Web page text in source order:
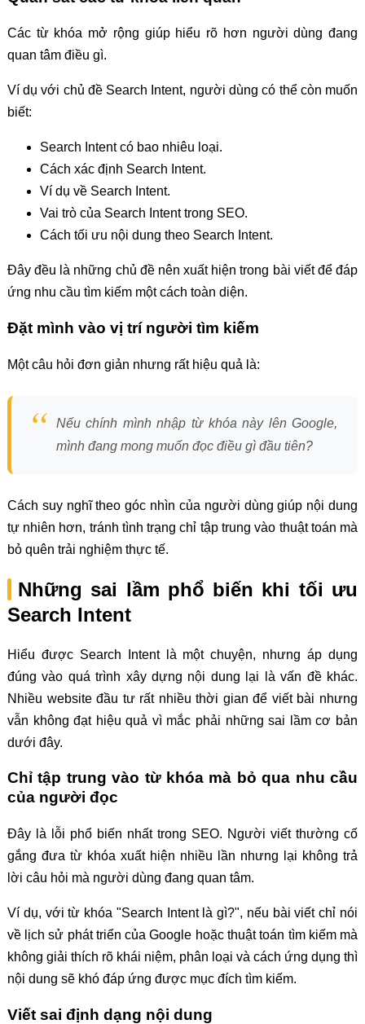
Các từ khóa mở rộng giúp hiểu rõ hơn người dùng đang
quan tâm điều gì.
Ví dụ với chủ đề Search Intent, người dùng có thể còn muốn
biết:
Search Intent có bao nhiêu loại.
Cách xác định Search Intent.
Ví dụ về Search Intent.
Vai trò của Search Intent trong SEO.
Cách tối ưu nội dung theo Search Intent.
Đây đều là những chủ đề nên xuất hiện trong bài viết để đáp
ứng nhu cầu tìm kiếm một cách toàn diện.
Đặt mình vào vị trí người tìm kiếm
Một câu hỏi đơn giản nhưng rất hiệu quả là:
Nếu chính mình nhập từ khóa này lên Google,
mình đang mong muốn đọc điều gì đầu tiên?
Cách suy nghĩ theo góc nhìn của người dùng giúp nội dung
tự nhiên hơn, tránh tình trạng chỉ tập trung vào thuật toán mà
bỏ quên trải nghiệm thực tế.
Những sai lầm phổ biến khi tối ưu
Search Intent
Hiểu được Search Intent là một chuyện, nhưng áp dụng
đúng vào quá trình xây dựng nội dung lại là vấn đề khác.
Nhiều website đầu tư rất nhiều thời gian để viết bài nhưng
vẫn không đạt hiệu quả vì mắc phải những sai lầm cơ bản
dưới đây.
Chỉ tập trung vào từ khóa mà bỏ qua nhu cầu
của người đọc
Đây là lỗi phổ biến nhất trong SEO. Người viết thường cố
gắng đưa từ khóa xuất hiện nhiều lần nhưng lại không trả
lời câu hỏi mà người dùng đang quan tâm.
Ví dụ, với từ khóa "Search Intent là gì?", nếu bài viết chỉ nói
về lịch sử phát triển của Google hoặc thuật toán tìm kiếm mà
không giải thích rõ khái niệm, phân loại và cách ứng dụng thì
nội dung sẽ khó đáp ứng được mục đích tìm kiếm.
Viết sai định dạng nội dung